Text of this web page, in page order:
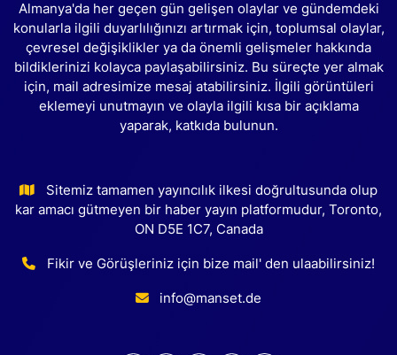
Almanya'da her geçen gün gelişen olaylar ve gündemdeki
konularla ilgili duyarlılığınızı artırmak için, toplumsal olaylar,
çevresel değişiklikler ya da önemli gelişmeler hakkında
bildiklerinizi kolayca paylaşabilirsiniz. Bu süreçte yer almak
için, mail adresimize mesaj atabilirsiniz. İlgili görüntüleri
eklemeyi unutmayın ve olayla ilgili kısa bir açıklama
yaparak, katkıda bulunun.
Sitemiz tamamen yayıncılık ilkesi doğrultusunda olup
kar amacı gütmeyen bir haber yayın platformudur, Toronto,
ON D5E 1C7, Canada
Fikir ve Görüşleriniz için bize mail' den ulaabilirsiniz!
info@manset.de